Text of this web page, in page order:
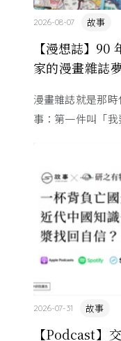
【漫想誌】90
家的漫畫雜誌
故事
2026-08-07
漫畫雜誌就是那
事：第一件叫「我
【Podcast】
故事
2026-07-31